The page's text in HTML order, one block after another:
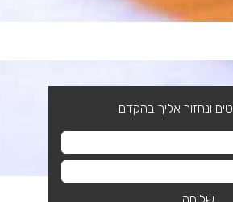
ונחזור אליך בהקדם